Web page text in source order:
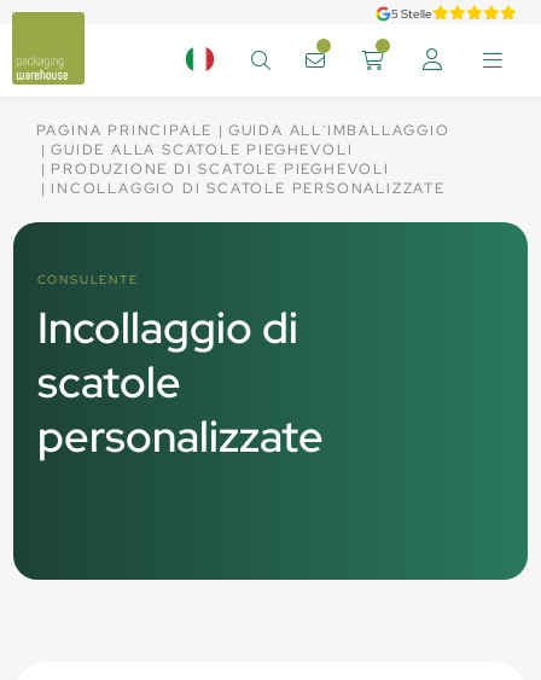
5 Stelle
PAGINA PRINCIPALE
GUIDA ALL'IMBALLAGGIO
GUIDE ALLA SCATOLE PIEGHEVOLI
PRODUZIONE DI SCATOLE PIEGHEVOLI
INCOLLAGGIO DI SCATOLE PERSONALIZZATE
CONSULENTE
Incollaggio di
scatole
personalizzate